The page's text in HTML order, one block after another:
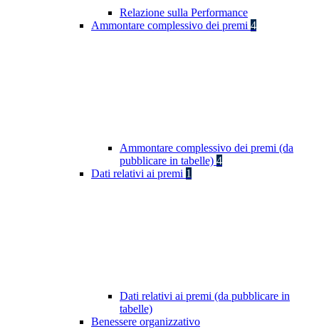
Relazione sulla Performance
Ammontare complessivo dei premi 4
Ammontare complessivo dei premi (da
pubblicare in tabelle) 4
Dati relativi ai premi 1
Dati relativi ai premi (da pubblicare in
tabelle)
Benessere organizzativo